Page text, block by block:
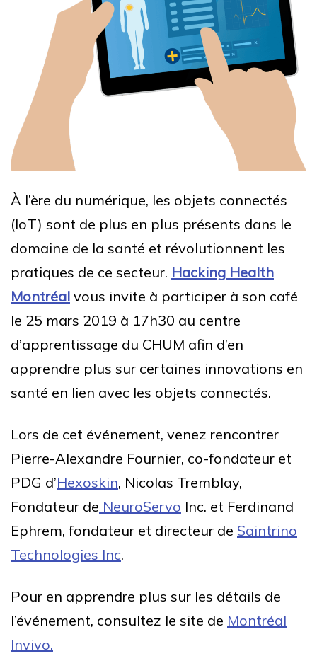
À l’ère du numérique, les objets connectés
(IoT) sont de plus en plus présents dans le
domaine de la santé et révolutionnent les
pratiques de ce secteur. Hacking Health
Montréal vous invite à participer à son café
le 25 mars 2019 à 17h30 au centre
d’apprentissage du CHUM afin d’en
apprendre plus sur certaines innovations en
santé en lien avec les objets connectés.
Lors de cet événement, venez rencontrer
Pierre-Alexandre Fournier, co-fondateur et
PDG d’Hexoskin, Nicolas Tremblay,
Fondateur de NeuroServo Inc. et Ferdinand
Ephrem, fondateur et directeur de Saintrino
Technologies Inc.
Pour en apprendre plus sur les détails de
l’événement, consultez le site de Montréal
Invivo.